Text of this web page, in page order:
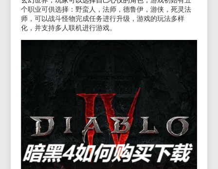
个职业可供选择：野蛮人，法师，德鲁伊，游侠，死灵法
师 ， 可以战斗怪物完成任务进行升级，游戏的玩法多样
化，并支持多人联机进行游戏。